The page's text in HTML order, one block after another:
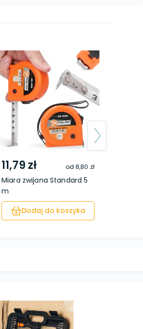
11,79 zł od8,80 zł
Miara zwijana Standard 5
m
Dodaj do koszyka